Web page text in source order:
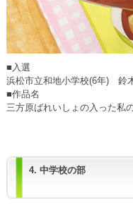
■入選
浜松市立和地小学校(6年) 鈴
■作品名
三方原ばれいしょの入った私
4. 中学校の部